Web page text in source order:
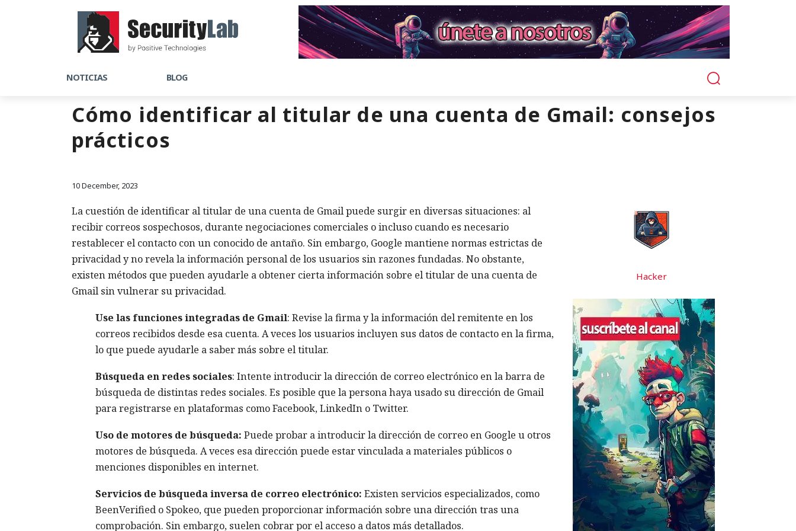
NOTICIAS BLOG
Cómo identificar al titular de una cuenta de Gmail: consejos
prácticos
10 December, 2023
La cuestión de identificar al titular de una cuenta de Gmail puede surgir en diversas situaciones: al
recibir correos sospechosos, durante negociaciones comerciales o incluso cuando es necesario
restablecer el contacto con un conocido de antaño. Sin embargo, Google mantiene normas estrictas de
privacidad y no revela la información personal de los usuarios sin razones fundadas. No obstante,
existen métodos que pueden ayudarle a obtener cierta información sobre el titular de una cuenta de
Gmail sin vulnerar su privacidad.
Use las funciones integradas de Gmail: Revise la firma y la información del remitente en los
correos recibidos desde esa cuenta. A veces los usuarios incluyen sus datos de contacto en la firma,
lo que puede ayudarle a saber más sobre el titular.
Búsqueda en redes sociales: Intente introducir la dirección de correo electrónico en la barra de
búsqueda de distintas redes sociales. Es posible que la persona haya usado su dirección de Gmail
para registrarse en plataformas como Facebook, LinkedIn o Twitter.
Uso de motores de búsqueda: Puede probar a introducir la dirección de correo en Google u otros
motores de búsqueda. A veces esa dirección puede estar vinculada a materiales públicos o
menciones disponibles en internet.
Servicios de búsqueda inversa de correo electrónico: Existen servicios especializados, como
BeenVerified o Spokeo, que pueden proporcionar información sobre una dirección tras una
comprobación. Sin embargo, suelen cobrar por el acceso a datos más detallados.
Hacker